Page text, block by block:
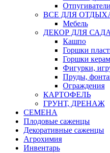
Отпугиватели
ВСЕ ДЛЯ
Мебель
ДЕКОР ДЛЯ САДА
Кашпо
Горшки
Горшки
Фигурки,
Пруды,
Ограждения
КАРТОФЕЛЬ
ГРУНТ, ДРЕНАЖ
СЕМЕНА
Плодовые саженцы
Декоративные саженцы
Агрохимия
Инвентарь